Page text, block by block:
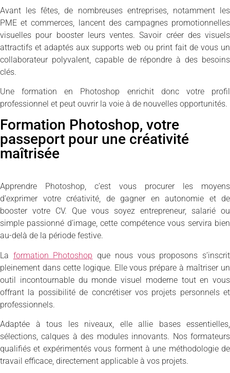
Avant les fêtes, de nombreuses entreprises, notamment les
PME et commerces, lancent des campagnes promotionnelles
visuelles pour booster leurs ventes. Savoir créer des visuels
attractifs et adaptés aux supports web ou print fait de vous un
collaborateur polyvalent, capable de répondre à des besoins
clés.
Une formation en Photoshop enrichit donc votre profil
professionnel et peut ouvrir la voie à de nouvelles opportunités.
Formation Photoshop, votre
passeport pour une créativité
maîtrisée
Apprendre Photoshop, c’est vous procurer les moyens
d’exprimer votre créativité, de gagner en autonomie et de
booster votre CV. Que vous soyez entrepreneur, salarié ou
simple passionné d’image, cette compétence vous servira bien
au-delà de la période festive.
La formation Photoshop que nous vous proposons s’inscrit
pleinement dans cette logique. Elle vous prépare à maîtriser un
outil incontournable du monde visuel moderne tout en vous
offrant la possibilité de concrétiser vos projets personnels et
professionnels.
Adaptée à tous les niveaux, elle allie bases essentielles,
sélections, calques à des modules innovants. Nos formateurs
qualifiés et expérimentés vous forment à une méthodologie de
travail efficace, directement applicable à vos projets.